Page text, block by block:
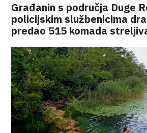
Građanin s područja Duge
policijskim službenicima
predao 515 komada